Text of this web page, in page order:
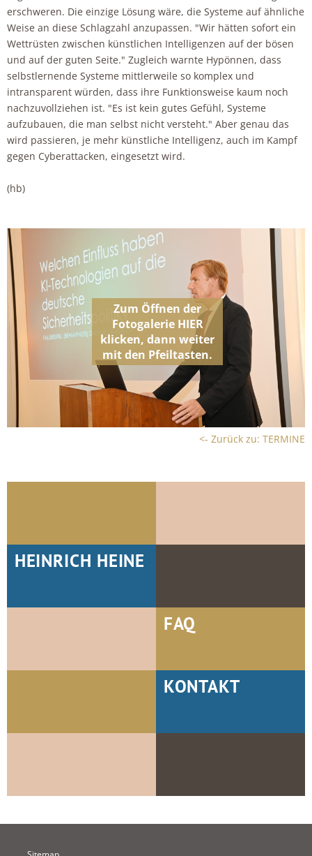
erschweren. Die einzige Lösung wäre, die Systeme auf ähnliche
Weise an diese Schlagzahl anzupassen. "Wir hätten sofort ein
Wettrüsten zwischen künstlichen Intelligenzen auf der bösen
und auf der guten Seite." Zugleich warnte Hypönnen, dass
selbstlernende Systeme mittlerweile so komplex und
intransparent würden, dass ihre Funktionsweise kaum noch
nachzuvollziehen ist. "Es ist kein gutes Gefühl, Systeme
aufzubauen, die man selbst nicht versteht." Aber genau das
wird passieren, je mehr künstliche Intelligenz, auch im Kampf
gegen Cyberattacken, eingesetzt wird.
(hb)
<- Zurück zu: TERMINE
HEINRICH HEINE
FAQ
KONTAKT